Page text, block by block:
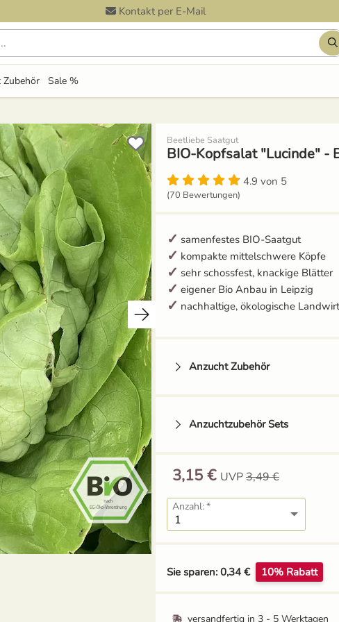
Kontakt per E-Mail
Zubehör Sale %
Beetliebe Saatgut
BIO-Kopfsalat "Lucinde" -
4.9 von 5
(70 Bewertungen)
samenfestes BIO-Saatgut
kompakte mittelschwere Köpfe
sehr schossfest, knackige Blätter
eigener Bio Anbau in Leipzig
nachhaltige, ökologische
Anzucht Zubehör
Schnur
Anzuchtzubehör Sets
12,95 €
3,15 € UVP3,49 €
Anzahl:
Sie sparen: 0,34 € 10% Rabatt
versandfertig in3 - 5 Werktagen